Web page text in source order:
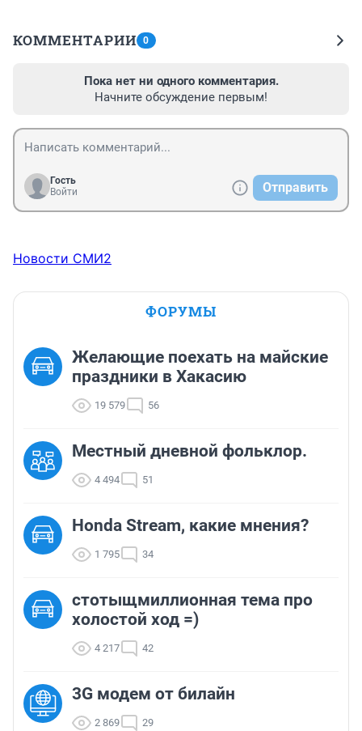
КОММЕНТАРИИ 0
Пока нет ни одного комментария.
Начните обсуждение первым!
Гость
Войти
Отправить
Новости СМИ2
ФОРУМЫ
Желающие поехать на майские
праздники в Хакасию
19 579 56
Местный дневной фольклор.
4 494 51
Honda Stream, какие мнения?
1 795 34
стотыщмиллионная тема про
холостой ход =)
4 217 42
3G модем от билайн
2 869 29